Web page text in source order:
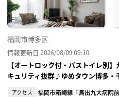
福岡市博多区
情報更新日 2026/08/09 09:10
【オートロック付・バストイレ別
キュリティ抜群♪ゆめタウン博多・
アクセス 福岡市箱崎線「馬出九大病院